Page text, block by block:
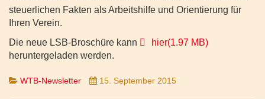
steuerlichen Fakten als Arbeitshilfe und Orientierung für
Ihren Verein.
Die neue LSB-Broschüre kann
pdf
hier(1.97 MB)
heruntergeladen werden.
WTB-Newsletter 15. September 2015